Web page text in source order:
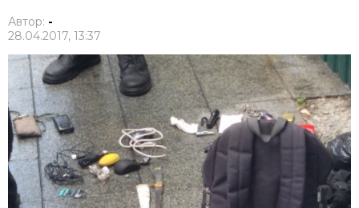
Автор: -
28.04.2017, 13:37